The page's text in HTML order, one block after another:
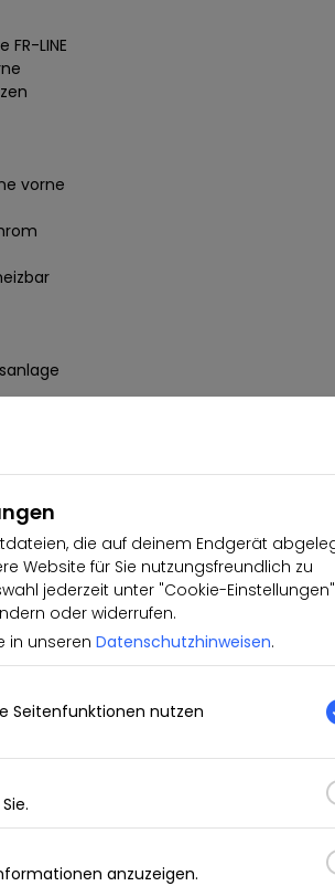
die auf deinem Endgerät
Website für Sie nutzungsfreundlich zu
jederzeit unter "Cookie-Einstellungen"
oder widerrufen.
in unseren Datenschutzhinweisen.
Seitenfunktionen nutzen
anzuzeigen.
LINE
vorne
8